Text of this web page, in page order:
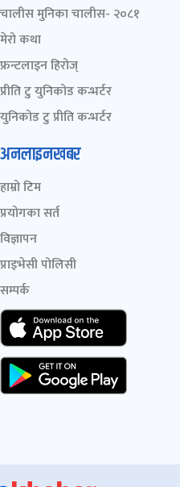
चालीस मुनिका चालीस- २०८१
मेरो कथा
फ्रन्टलाइन हिरोज्
प्रीति टु युनिकोड कन्भर्टर
युनिकोड टु प्रीति कन्भर्टर
अनलाइनखबर
हाम्रो टिम
प्रयोगका सर्त
विज्ञापन
प्राइभेसी पोलिसी
सम्पर्क